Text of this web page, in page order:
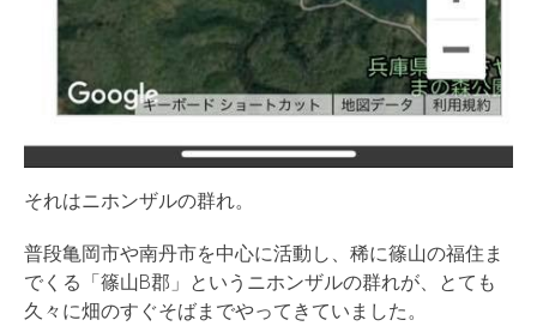
それはニホンザルの群れ。
普段亀岡市や南丹市を中心に活動し、稀に篠山の福住ま
でくる「篠山B郡」というニホンザルの群れが、とても
久々に畑のすぐそばまでやってきていました。